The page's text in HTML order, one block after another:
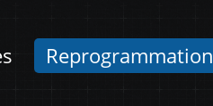
Reprogrammation